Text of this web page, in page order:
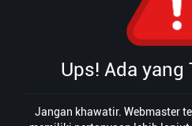
Ups! Ada yang
Jangan khawatir. Webmaster